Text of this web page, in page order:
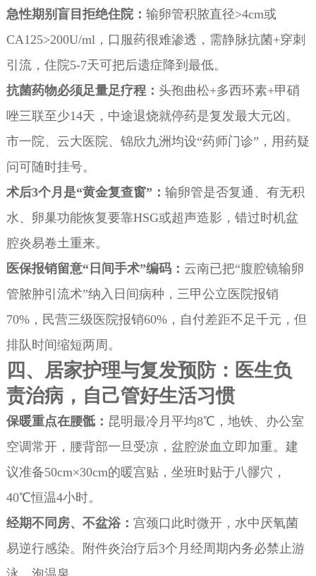
急性期别盲目拒绝住院： 输卵管积脓直径>4cm或
CA125>200U/ml，口服药很难渗透，需静脉抗菌+穿刺
引流，住院5-7天可把后遗症降到最低。
抗菌药物必须足量足疗程： 头孢曲松+多西环素+甲硝
唑三联至少14天，中途退烧就停药是复发最大元凶。
市一院、云大医院、锦欣九洲均设“药师门诊”，用药疑
问可随时挂号。
术后3个月是“黄金复查窗”： 输卵管是否复通、有无积
水、卵巢功能恢复要靠HSG或超声造影，错过时机盆
腔炎易卷土重来。
医保报销留意“日间手术”编码： 云南已把“腹腔镜输卵
管脓肿引流术”纳入日间病种，三甲公立医院报销
70%，民营三级医院报销60%，自付差距不足千元，但
排队时间缩短两周。
四、居家护理与复发预防：医生负
责治病，自己管好生活习惯
保暖重点在腰骶： 昆明最冷月平均8℃，地铁、办公室
空调常开，腰背部一旦受凉，盆腔淤血立即加重。建
议准备50cm×30cm的暖宫贴，坐班时贴于八髎穴，
40℃恒温4小时。
经期不同房、不盆浴： 宫颈口此时微开，水中厌氧菌
易逆行感染。附件炎治疗后3个月经周期内务必禁止游